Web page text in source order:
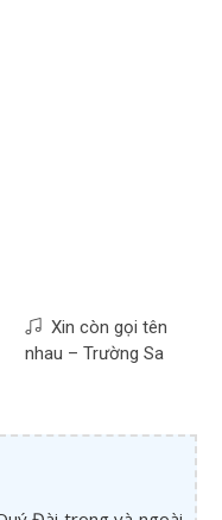
Xin còn gọi tên
nhau – Trường Sa